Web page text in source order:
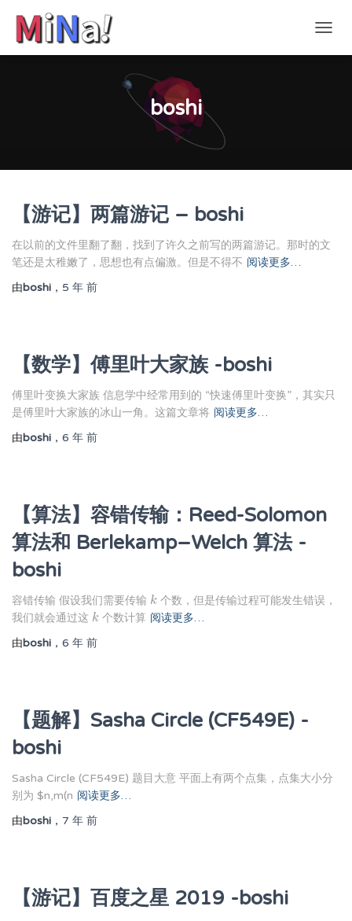
换
boshi
【游记】两篇游记 – boshi
在以前的文件里翻了翻，找到了许久之前写的两篇游记。那时的文
笔还是太稚嫩了，思想也有点偏激。但是不得不 阅读更多…
由boshi ， 5 年 前
【数学】傅里叶大家族 -boshi
傅里叶变换大家族 信息学中经常用到的 “快速傅里叶变换”，其实只
是傅里叶大家族的冰山一角。这篇文章将 阅读更多…
由boshi ， 6 年 前
【算法】容错传输：Reed-Solomon
算法和 Berlekamp–Welch 算法 -
boshi
容错传输 假设我们需要传输 k
k 个数，但是传输过程可能发生错误，
我们就会通过这 k
k 个数计算 阅读更多…
由boshi ， 6 年 前
【题解】Sasha Circle (CF549E) -
boshi
Sasha Circle (CF549E) 题目大意 平面上有两个点集，点集大小分
别为 $n,m(n 阅读更多…
由boshi ， 7 年 前
【游记】百度之星 2019 -boshi